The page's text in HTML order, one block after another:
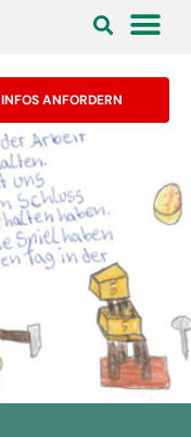
INFOS ANFORDERN